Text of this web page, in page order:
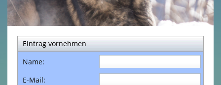
Unsere Züchter
Bilder
Presse
Eintrag vornehmen
Name:
E-Mail: